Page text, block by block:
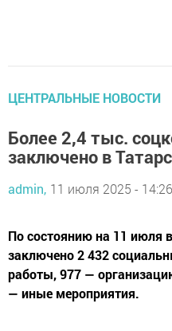
ЦЕНТРАЛЬНЫЕ НОВОСТИ
Более 2,4 тыс.
заключено в
admin, 11 июля 2025 - 14:26
По состоянию на 11 июля
заключено 2 432
работы, 977 —
— иные мероприятия.